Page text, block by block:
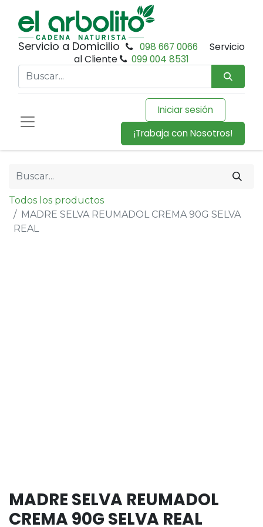
Servicio a Domicilio 098 667 0066
Servicio
al Cliente
099 004 8531
Iniciar sesión
¡Trabaja con Nosotros!
Todos los productos
MADRE SELVA REUMADOL CREMA 90G SELVA
REAL
MADRE SELVA REUMADOL
CREMA 90G SELVA REAL